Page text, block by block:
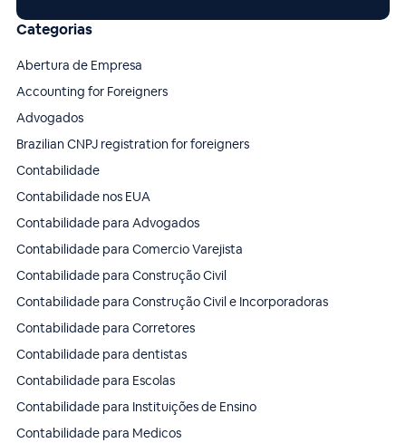
Categorias
Abertura de Empresa
Accounting for Foreigners
Advogados
Brazilian CNPJ registration for foreigners
Contabilidade
Contabilidade nos EUA
Contabilidade para Advogados
Contabilidade para Comercio Varejista
Contabilidade para Construção Civil
Contabilidade para Construção Civil e Incorporadoras
Contabilidade para Corretores
Contabilidade para dentistas
Contabilidade para Escolas
Contabilidade para Instituições de Ensino
Contabilidade para Medicos